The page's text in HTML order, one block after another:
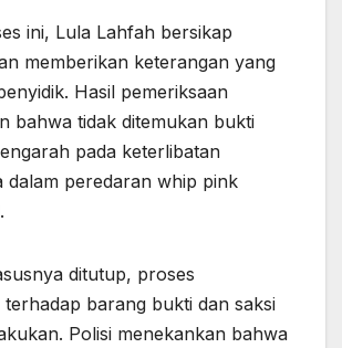
ini, Lula Lahfah bersikap
memberikan keterangan yang
Hasil pemeriksaan
bahwa tidak ditemukan bukti
pada keterlibatan
dalam peredaran whip pink
ditutup, proses
terhadap barang bukti dan saksi
Polisi menekankan bahwa